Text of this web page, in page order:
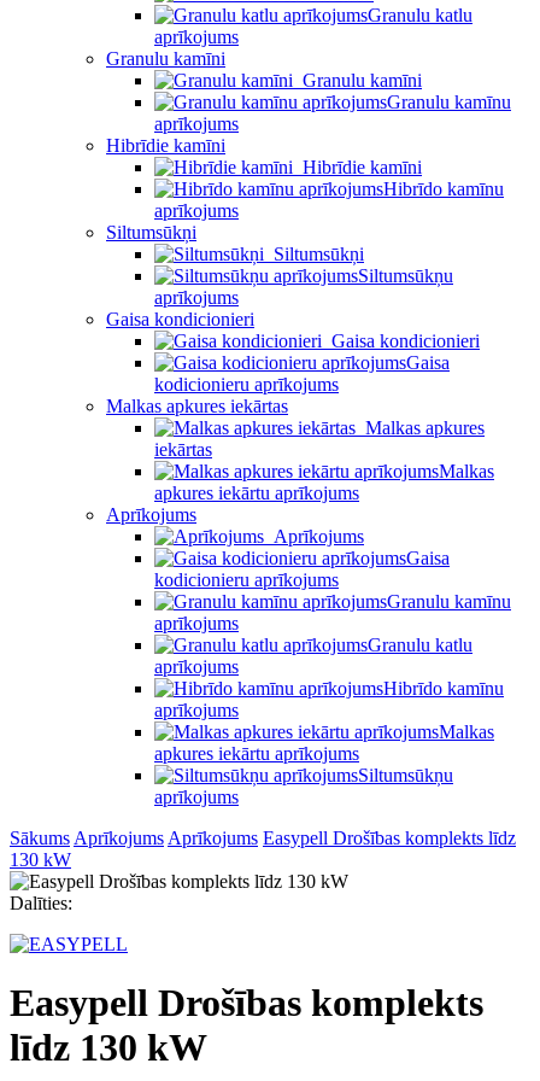
Granulu katlu
aprīkojums
Granulu kamīni
Granulu kamīni
Granulu kamīnu
aprīkojums
Hibrīdie kamīni
Hibrīdie kamīni
Hibrīdo kamīnu
aprīkojums
Siltumsūkņi
Siltumsūkņi
Siltumsūkņu
aprīkojums
Gaisa kondicionieri
Gaisa kondicionieri
Gaisa
kodicionieru aprīkojums
Malkas apkures iekārtas
Malkas apkures
iekārtas
Malkas
apkures iekārtu aprīkojums
Aprīkojums
Aprīkojums
Gaisa
kodicionieru aprīkojums
Granulu kamīnu
aprīkojums
Granulu katlu
aprīkojums
Hibrīdo kamīnu
aprīkojums
Malkas
apkures iekārtu aprīkojums
Siltumsūkņu
aprīkojums
Sākums Aprīkojums Aprīkojums Easypell Drošības komplekts līdz
130 kW
Dalīties:
Easypell Drošības komplekts
līdz 130 kW